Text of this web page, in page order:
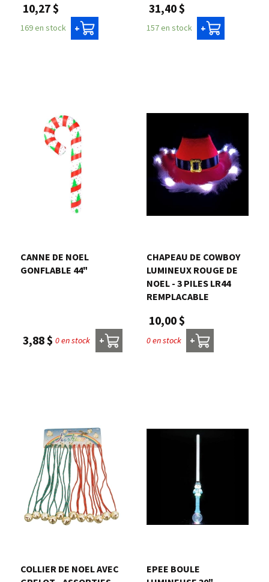
10,27 $
169 en stock +
31,40 $
157 en stock +
CANNE DE NOEL
GONFLABLE 44"
3,88 $ 0 en stock +
CHAPEAU DE COWBOY
LUMINEUX ROUGE DE
NOEL - 3 PILES LR44
REMPLACABLE
10,00 $
0 en stock +
COLLIER DE NOEL AVEC
EPEE BOULE